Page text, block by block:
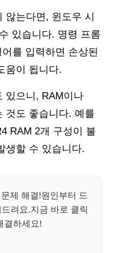
는다면, 윈도우 시
있습니다. 명령 프롬
어를 입력하면 손상된
움이 됩니다.
있으니, RAM이나
것도 좋습니다. 예를
RAM 2개 구성이 불
생할 수 있습니다.
제 해결!원인부터 드
려요.지금 바로 클릭
결하세요!